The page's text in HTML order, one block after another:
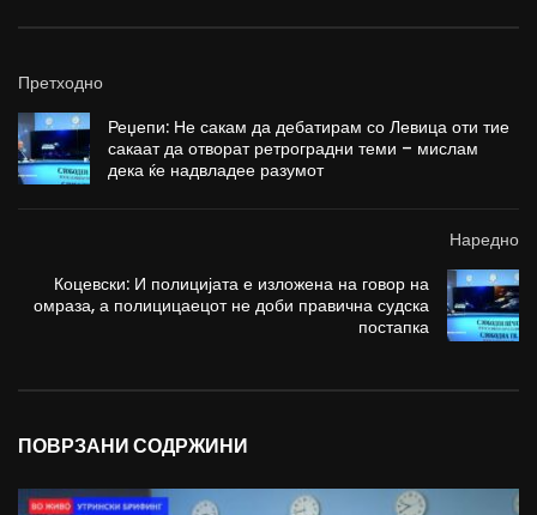
Претходно
Реџепи: Не сакам да дебатирам со Левица оти тие
сакаат да отворат ретроградни теми – мислам
дека ќе надвладее разумот
Наредно
Коцевски: И полицијата е изложена на говор на
омраза, а полицицаецот не доби правична судска
постапка
ПОВРЗАНИ СОДРЖИНИ